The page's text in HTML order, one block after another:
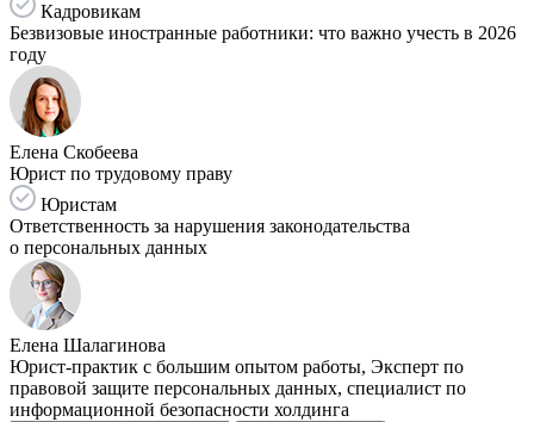
Кадровикам
Безвизовые иностранные работники: что важно учесть в 2026
году
Елена Скобеева
Юрист по трудовому праву
Юристам
Ответственность за нарушения законодательства
о персональных данных
Елена Шалагинова
Юрист-практик с большим опытом работы, Эксперт по
правовой защите персональных данных, специалист по
информационной безопасности холдинга